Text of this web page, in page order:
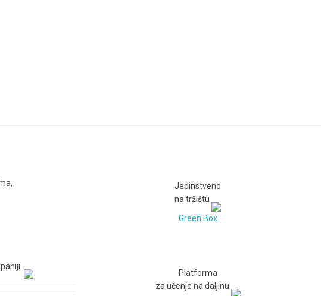
Jedinstveno
na tržištu
Green Box
Platforma
za učenje na daljinu